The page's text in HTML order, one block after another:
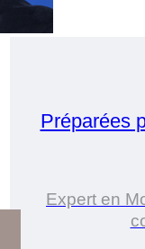
Préparées
Expert en